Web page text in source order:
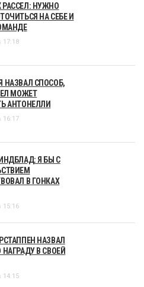
НУЖНО
НА СЕБЕ И
17:18
НАЗВАЛ СПОСОБ,
МОЖЕТ
АНТОНЕЛЛИ
16:17
Я БЫ С
В ГОНКАХ
15:16
НАЗВАЛ
В СВОЕЙ
14:15